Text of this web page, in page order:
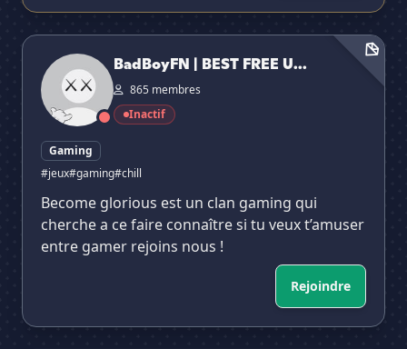
BadBoyFN | BEST FREE UD CHEETOS
BadBoyFN | BEST FREE U...
865 membres
Inactif
Gaming
#jeux#gaming#chill
Become glorious est un clan gaming qui
cherche a ce faire connaître si tu veux t’amuser
entre gamer rejoins nous !
Rejoindre